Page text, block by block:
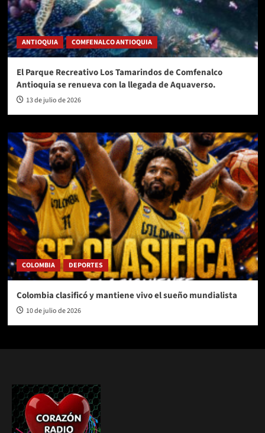
ANTIOQUIA COMFENALCO ANTIOQUIA
El Parque Recreativo Los Tamarindos de Comfenalco
Antioquia se renueva con la llegada de Aquaverso.
13 de julio de 2026
COLOMBIA DEPORTES
Colombia clasificó y mantiene vivo el sueño mundialista
10 de julio de 2026